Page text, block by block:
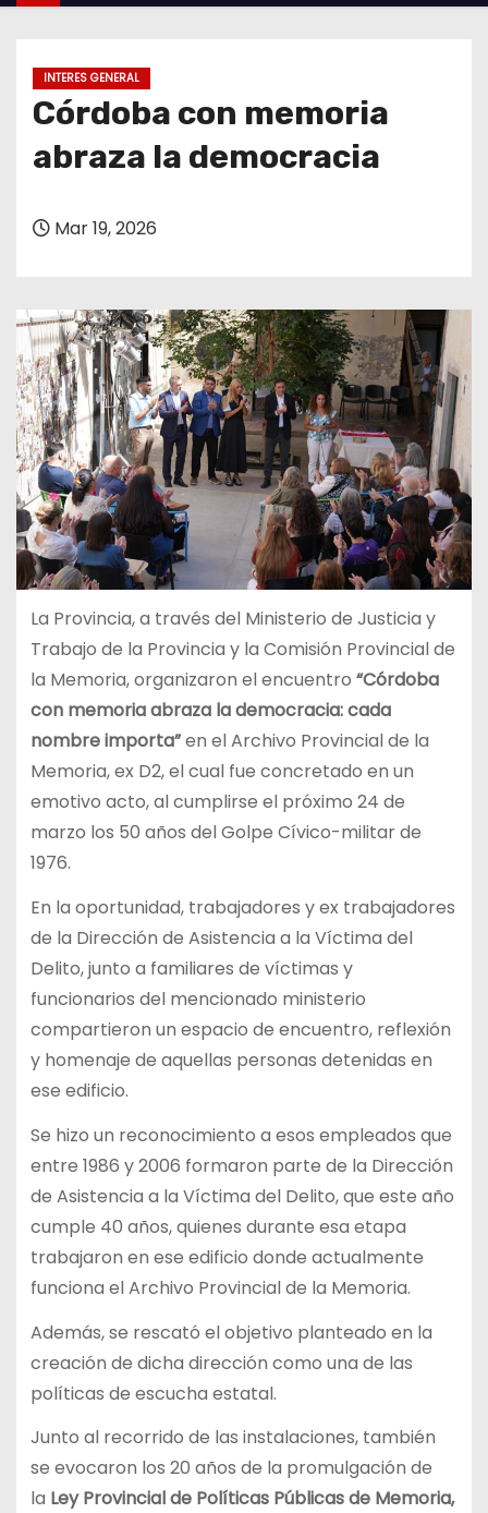
o
INTERES GENERAL
Córdoba con memoria
abraza la democracia
Mar 19, 2026
La Provincia, a través del Ministerio de Justicia y
Trabajo de la Provincia y la Comisión Provincial de
la Memoria, organizaron el encuentro “Córdoba
con memoria abraza la democracia: cada
nombre importa”en el Archivo Provincial de la
Memoria, ex D2, el cual fue concretado en un
emotivo acto, al cumplirse el próximo 24 de
marzo los 50 años del Golpe Cívico-militar de
1976.
En la oportunidad, trabajadores y ex trabajadores
de la Dirección de Asistencia a la Víctima del
Delito, junto a familiares de víctimas y
funcionarios del mencionado ministerio
compartieron un espacio de encuentro, reflexión
y homenaje de aquellas personas detenidas en
ese edificio.
Se hizo un reconocimiento a esos empleados que
entre 1986 y 2006 formaron parte de la Dirección
de Asistencia a la Víctima del Delito, que este año
cumple 40 años, quienes durante esa etapa
trabajaron en ese edificio donde actualmente
funciona el Archivo Provincial de la Memoria.
Además, se rescató el objetivo planteado en la
creación de dicha dirección como una de las
políticas de escucha estatal.
Junto al recorrido de las instalaciones, también
se evocaron los 20 años de la promulgación de
la Ley Provincial de Políticas Públicas de Memoria,